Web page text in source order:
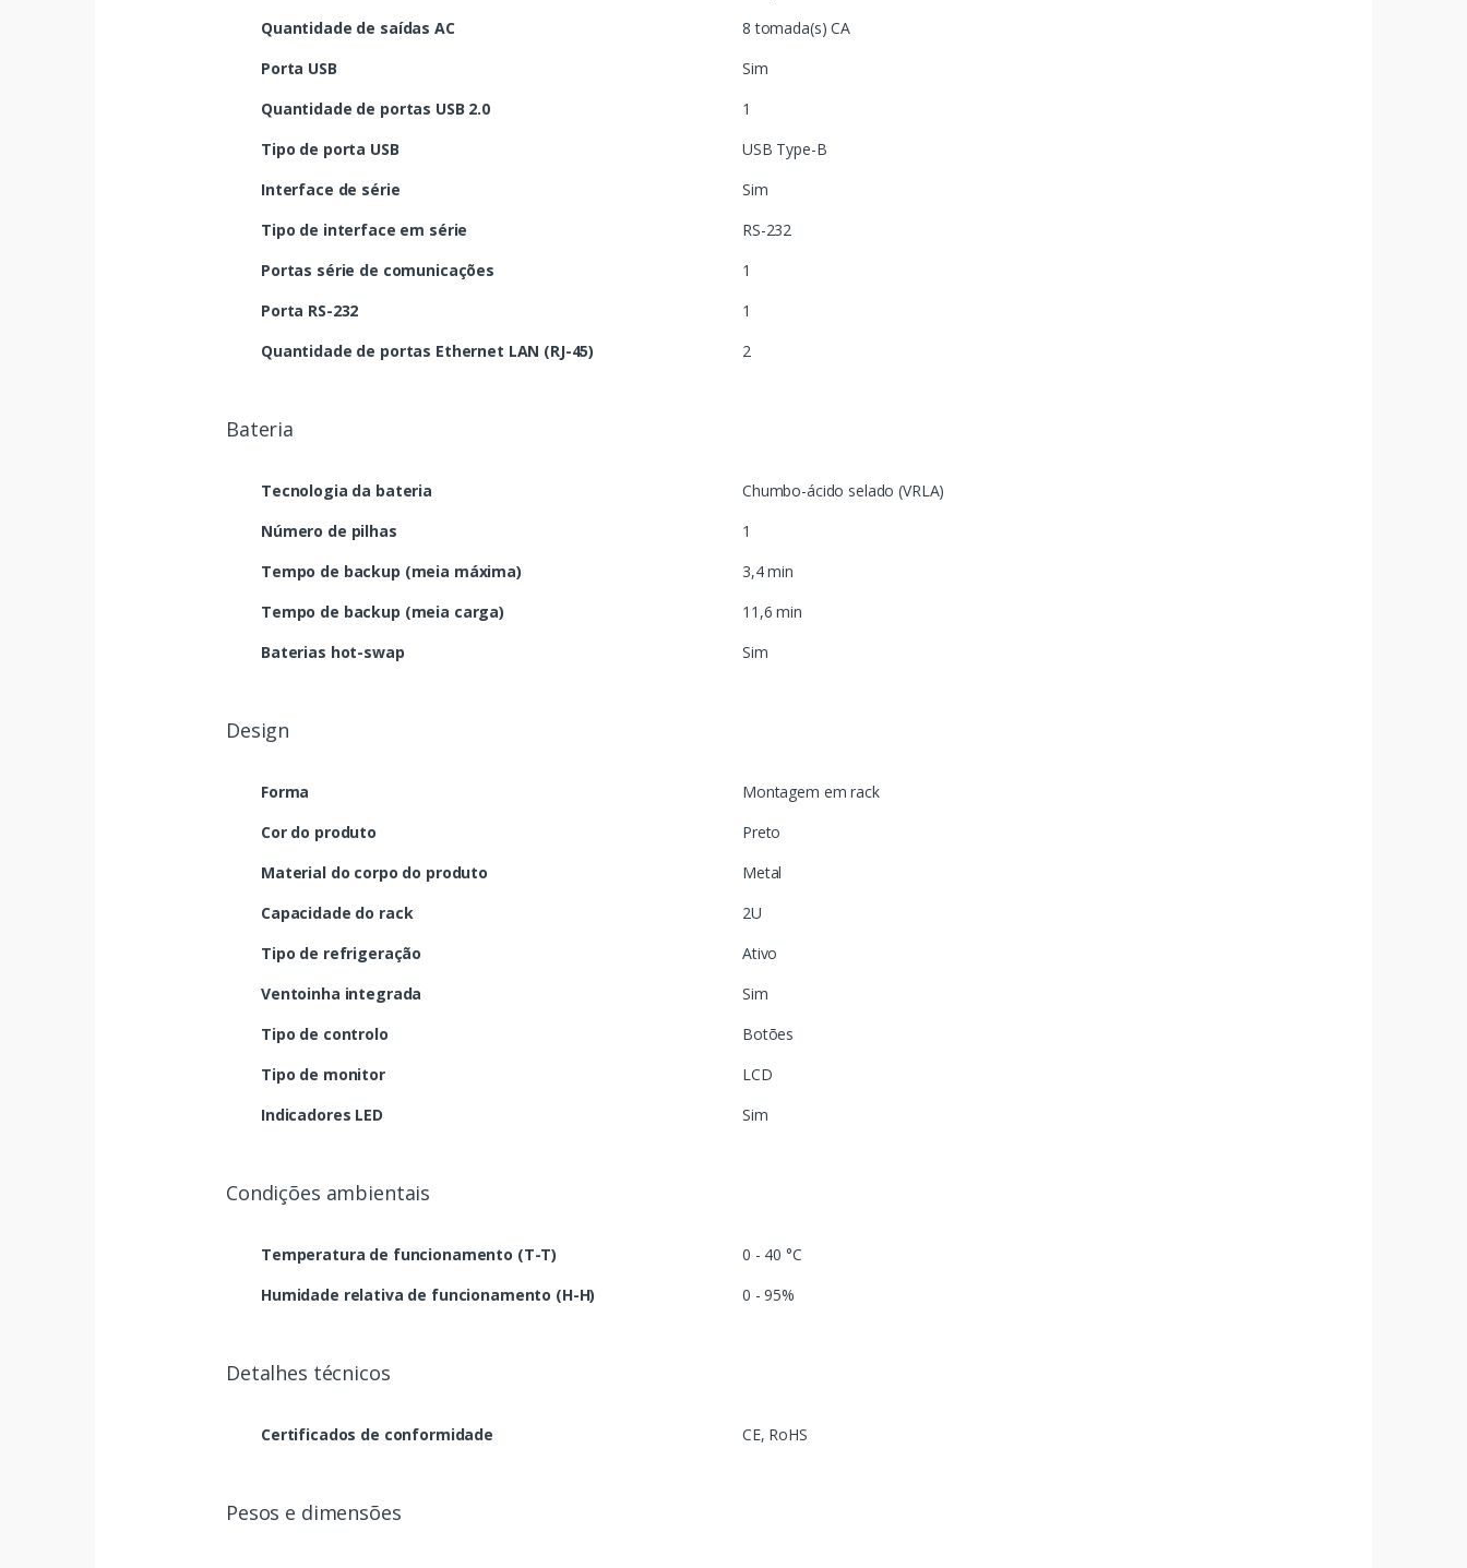
Quantidade de saídas AC
8 tomada(s) CA
Porta USB
Sim
Quantidade de portas USB 2.0
1
Tipo de porta USB
USB Type-B
Interface de série
Sim
Tipo de interface em série
RS-232
Portas série de comunicações
1
Porta RS-232
1
Quantidade de portas Ethernet LAN (RJ-45)
2
Bateria
Tecnologia da bateria
Chumbo-ácido selado (VRLA)
Número de pilhas
1
Tempo de backup (meia máxima)
3,4 min
Tempo de backup (meia carga)
11,6 min
Baterias hot-swap
Sim
Design
Forma
Montagem em rack
Cor do produto
Preto
Material do corpo do produto
Metal
Capacidade do rack
2U
Tipo de refrigeração
Ativo
Ventoinha integrada
Sim
Tipo de controlo
Botões
Tipo de monitor
LCD
Indicadores LED
Sim
Condições ambientais
Temperatura de funcionamento (T-T)
0 - 40 °C
Humidade relativa de funcionamento (H-H)
0 - 95%
Detalhes técnicos
Certificados de conformidade CE, RoHS
Pesos e dimensões